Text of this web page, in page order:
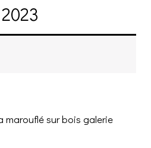
marouflé sur bois galerie